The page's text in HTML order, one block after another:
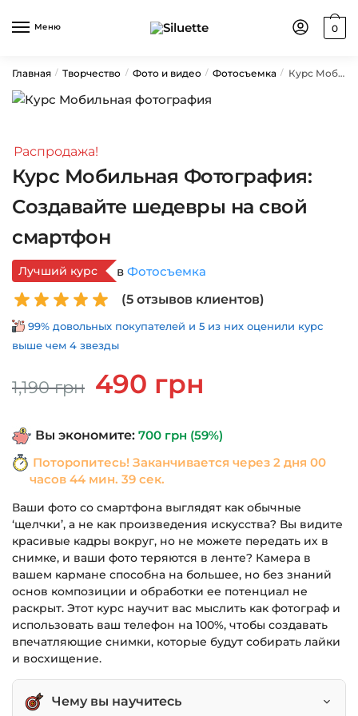
Меню 0
Главная / Творчество / Фото и видео / Фотосъемка / Курс Мобильная Фотография: Создавайте шедевры на свой смартфон
Распродажа!
Курс Мобильная Фотография:
Создавайте шедевры на свой
смартфон
Лучший курс в Фотосъемка
(5отзывов клиентов)
99% довольных покупателей и 5 из них оценили курс
выше чем 4 звезды
1,190грн
Первоначальная
цена
1,190 грн.
490 грн
Вы экономите: 700 грн (59%)
Поторопитесь! Заканчивается через 2 дня 00
часов 44 мин. 39 сек.
Ваши фото со смартфона выглядят как обычные
‘щелчки’, а не как произведения искусства? Вы видите
красивые кадры вокруг, но не можете передать их в
снимке, и ваши фото теряются в ленте? Камера в
вашем кармане способна на большее, но без знаний
основ композиции и обработки ее потенциал не
раскрыт. Этот курс научит вас мыслить как фотограф и
использовать ваш телефон на 100%, чтобы создавать
впечатляющие снимки, которые будут собирать лайки
и восхищение.
Чему вы научитесь